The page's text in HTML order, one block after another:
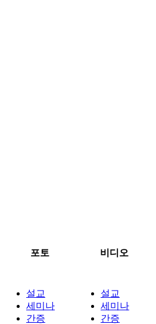
포토 비디오
설교
세미나
간증
설교
세미나
간증